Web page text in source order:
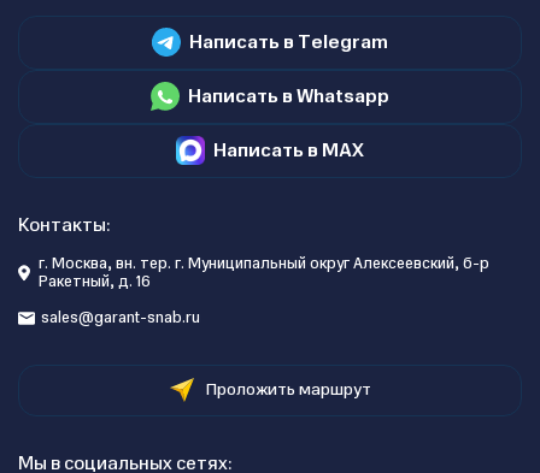
Написать в Telegram
Написать в Whatsapp
Написать в MAX
Контакты:
г. Москва, вн. тер. г. Муниципальный округ Алексеевский, б-р
Ракетный, д. 16
sales@garant-snab.ru
Проложить маршрут
Мы в социальных сетях: